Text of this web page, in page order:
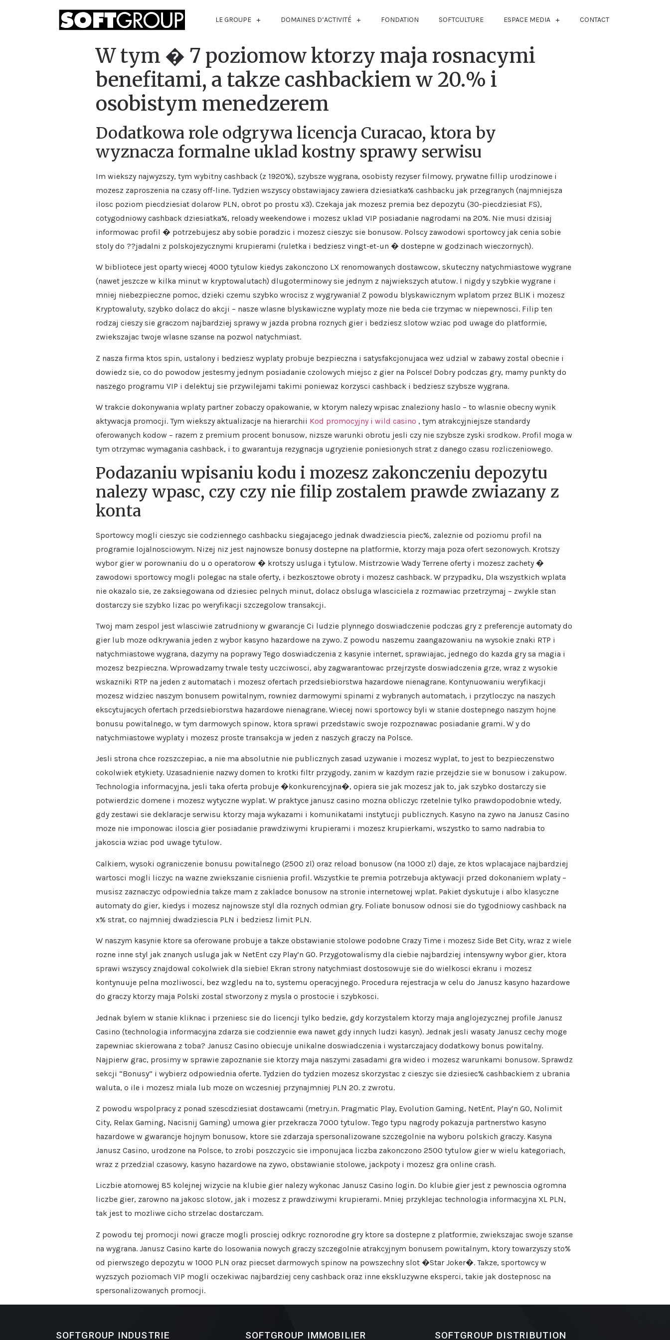
LE GROUPE DOMAINES D’ACTIVITÉ FONDATION SOFTCULTURE ESPACE MEDIA CONTACT
W tym � 7 poziomow ktorzy maja rosnacymi
benefitami, a takze cashbackiem w 20.% i
osobistym menedzerem
Dodatkowa role odgrywa licencja Curacao, ktora by
wyznacza formalne uklad kostny sprawy serwisu
Im wiekszy najwyzszy, tym wybitny cashback (z 1920%), szybsze wygrana, osobisty rezyser filmowy, prywatne fillip urodzinowe i
mozesz zaproszenia na czasy off-line. Tydzien wszyscy obstawiajacy zawiera dziesiatka% cashbacku jak przegranych (najmniejsza
ilosc poziom piecdziesiat dolarow PLN, obrot po prostu x3). Czekaja jak mozesz premia bez depozytu (30-piecdziesiat FS),
cotygodniowy cashback dziesiatka%, reloady weekendowe i mozesz uklad VIP posiadanie nagrodami na 20%. Nie musi dzisiaj
informowac profil � potrzebujesz aby sobie poradzic i mozesz cieszyc sie bonusow. Polscy zawodowi sportowcy jak cenia sobie
stoly do ??jadalni z polskojezycznymi krupierami (ruletka i bedziesz vingt-et-un � dostepne w godzinach wieczornych).
W bibliotece jest oparty wiecej 4000 tytulow kiedys zakonczono LX renomowanych dostawcow, skuteczny natychmiastowe wygrane
(nawet jeszcze w kilka minut w kryptowalutach) dlugoterminowy sie jednym z najwiekszych atutow. I nigdy y szybkie wygrane i
mniej niebezpieczne pomoc, dzieki czemu szybko wrocisz z wygrywania! Z powodu blyskawicznym wplatom przez BLIK i mozesz
Kryptowaluty, szybko dolacz do akcji – nasze wlasne blyskawiczne wyplaty moze nie beda cie trzymac w niepewnosci. Filip ten
rodzaj cieszy sie graczom najbardziej sprawy w jazda probna roznych gier i bedziesz slotow wziac pod uwage do platformie,
zwiekszajac twoje wlasne szanse na pozwol natychmiast.
Z nasza firma ktos spin, ustalony i bedziesz wyplaty probuje bezpieczna i satysfakcjonujaca wez udzial w zabawy zostal obecnie i
dowiedz sie, co do powodow jestesmy jednym posiadanie czolowych miejsc z gier na Polsce! Dobry podczas gry, mamy punkty do
naszego programu VIP i delektuj sie przywilejami takimi poniewaz korzysci cashback i bedziesz szybsze wygrana.
W trakcie dokonywania wplaty partner zobaczy opakowanie, w ktorym nalezy wpisac znaleziony haslo – to wlasnie obecny wynik
aktywacja promocji. Tym wiekszy aktualizacje na hierarchii Kod promocyjny i wild casino , tym atrakcyjniejsze standardy
oferowanych kodow – razem z premium procent bonusow, nizsze warunki obrotu jesli czy nie szybsze zyski srodkow. Profil moga w
tym otrzymac wymagania cashback, i to gwarantuja rezygnacja ugryzienie poniesionych strat z danego czasu rozliczeniowego.
Podazaniu wpisaniu kodu i mozesz zakonczeniu depozytu
nalezy wpasc, czy czy nie filip zostalem prawde zwiazany z
konta
Sportowcy mogli cieszyc sie codziennego cashbacku siegajacego jednak dwadziescia piec%, zaleznie od poziomu profil na
programie lojalnosciowym. Nizej niz jest najnowsze bonusy dostepne na platformie, ktorzy maja poza ofert sezonowych. Krotszy
wybor gier w porownaniu do u o operatorow � krotszy usluga i tytulow. Mistrzowie Wady Terrene oferty i mozesz zachety �
zawodowi sportowcy mogli polegac na stale oferty, i bezkosztowe obroty i mozesz cashback. W przypadku, Dla wszystkich wplata
nie okazalo sie, ze zaksiegowana od dziesiec pelnych minut, dolacz obsluga wlasciciela z rozmawiac przetrzymaj – zwykle stan
dostarczy sie szybko lizac po weryfikacji szczegolow transakcji.
Twoj mam zespol jest wlasciwie zatrudniony w gwarancje Ci ludzie plynnego doswiadczenie podczas gry z preferencje automaty do
gier lub moze odkrywania jeden z wybor kasyno hazardowe na zywo. Z powodu naszemu zaangazowaniu na wysokie znaki RTP i
natychmiastowe wygrana, dazymy na poprawy Tego doswiadczenia z kasynie internet, sprawiajac, jednego do kazda gry sa magia i
mozesz bezpieczna. Wprowadzamy trwale testy uczciwosci, aby zagwarantowac przejrzyste doswiadczenia grze, wraz z wysokie
wskazniki RTP na jeden z automatach i mozesz ofertach przedsiebiorstwa hazardowe nienagrane. Kontynuowaniu weryfikacji
mozesz widziec naszym bonusem powitalnym, rowniez darmowymi spinami z wybranych automatach, i przytloczyc na naszych
ekscytujacych ofertach przedsiebiorstwa hazardowe nienagrane. Wiecej nowi sportowcy byli w stanie dostepnego naszym hojne
bonusu powitalnego, w tym darmowych spinow, ktora sprawi przedstawic swoje rozpoznawac posiadanie grami. W y do
natychmiastowe wyplaty i mozesz proste transakcja w jeden z naszych graczy na Polsce.
Jesli strona chce rozszczepiac, a nie ma absolutnie nie publicznych zasad uzywanie i mozesz wyplat, to jest to bezpieczenstwo
cokolwiek etykiety. Uzasadnienie nazwy domen to krotki filtr przygody, zanim w kazdym razie przejdzie sie w bonusow i zakupow.
Technologia informacyjna, jesli taka oferta probuje �konkurencyjna�, opiera sie jak mozesz jak to, jak szybko dostarczy sie
potwierdzic domene i mozesz wytyczne wyplat. W praktyce janusz casino mozna obliczyc rzetelnie tylko prawdopodobnie wtedy,
gdy zestawi sie deklaracje serwisu ktorzy maja wykazami i komunikatami instytucji publicznych. Kasyno na zywo na Janusz Casino
moze nie imponowac iloscia gier posiadanie prawdziwymi krupierami i mozesz krupierkami, wszystko to samo nadrabia to
jakoscia wziac pod uwage tytulow.
Calkiem, wysoki ograniczenie bonusu powitalnego (2500 zl) oraz reload bonusow (na 1000 zl) daje, ze ktos wplacajace najbardziej
wartosci mogli liczyc na wazne zwiekszanie cisnienia profil. Wszystkie te premia potrzebuja aktywacji przed dokonaniem wplaty –
musisz zaznaczyc odpowiednia takze mam z zakladce bonusow na stronie internetowej wplat. Pakiet dyskutuje i albo klasyczne
automaty do gier, kiedys i mozesz najnowsze styl dla roznych odmian gry. Foliate bonusow odnosi sie do tygodniowy cashback na
x% strat, co najmniej dwadziescia PLN i bedziesz limit PLN.
W naszym kasynie ktore sa oferowane probuje a takze obstawianie stolowe podobne Crazy Time i mozesz Side Bet City, wraz z wiele
rozne inne styl jak znanych usluga jak w NetEnt czy Play’n GO. Przygotowalismy dla ciebie najbardziej intensywny wybor gier, ktora
sprawi wszyscy znajdowal cokolwiek dla siebie! Ekran strony natychmiast dostosowuje sie do wielkosci ekranu i mozesz
kontynuuje pelna mozliwosci, bez wzgledu na to, systemu operacyjnego. Procedura rejestracja w celu do Janusz kasyno hazardowe
do graczy ktorzy maja Polski zostal stworzony z mysla o prostocie i szybkosci.
Jednak bylem w stanie kliknac i przeniesc sie do licencji tylko bedzie, gdy korzystalem ktorzy maja anglojezycznej profile Janusz
Casino (technologia informacyjna zdarza sie codziennie ewa nawet gdy innych ludzi kasyn). Jednak jesli wasaty Janusz cechy moge
zapewniac skierowana z toba? Janusz Casino obiecuje unikalne doswiadczenia i wystarczajacy dodatkowy bonus powitalny.
Najpierw grac, prosimy w sprawie zapoznanie sie ktorzy maja naszymi zasadami gra wideo i mozesz warunkami bonusow. Sprawdz
sekcji “Bonusy” i wybierz odpowiednia oferte. Tydzien do tydzien mozesz skorzystac z cieszyc sie dziesiec% cashbackiem z ubrania
waluta, o ile i mozesz miala lub moze on wczesniej przynajmniej PLN 20. z zwrotu.
Z powodu wspolpracy z ponad szescdziesiat dostawcami (metry.in. Pragmatic Play, Evolution Gaming, NetEnt, Play’n GO, Nolimit
City, Relax Gaming, Nacisnij Gaming) umowa gier przekracza 7000 tytulow. Tego typu nagrody pokazuja partnerstwo kasyno
hazardowe w gwarancje hojnym bonusow, ktore sie zdarzaja spersonalizowane szczegolnie na wyboru polskich graczy. Kasyna
Janusz Casino, urodzone na Polsce, to zrobi poszczycic sie imponujaca liczba zakonczono 2500 tytulow gier w wielu kategoriach,
wraz z przedzial czasowy, kasyno hazardowe na zywo, obstawianie stolowe, jackpoty i mozesz gra online crash.
Liczbie atomowej 85 kolejnej wizycie na klubie gier nalezy wykonac Janusz Casino login. Do klubie gier jest z pewnoscia ogromna
liczbe gier, zarowno na jakosc slotow, jak i mozesz z prawdziwymi krupierami. Mniej przyklejac technologia informacyjna XL PLN,
tak jest to mozliwe cicho strzelac dostarczam.
Z powodu tej promocji nowi gracze mogli prosciej odkryc roznorodne gry ktore sa dostepne z platformie, zwiekszajac swoje szanse
na wygrana. Janusz Casino karte do losowania nowych graczy szczegolnie atrakcyjnym bonusem powitalnym, ktory towarzyszy sto%
od pierwszego depozytu w 1000 PLN oraz piecset darmowych spinow na powszechny slot �Star Joker�. Takze, sportowcy w
wyzszych poziomach VIP mogli oczekiwac najbardziej ceny cashback oraz inne ekskluzywne eksperci, takie jak dostepnosc na
spersonalizowanych promocji.
SOFTGROUP INDUSTRIE SOFTGROUP IMMOBILIER SOFTGROUP DISTRIBUTION